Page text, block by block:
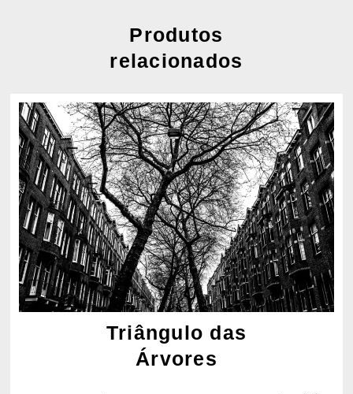
Produtos
relacionados
Triângulo das
Árvores